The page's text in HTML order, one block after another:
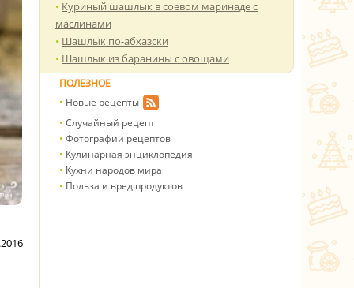
Куриный шашлык в соевом маринаде с
маслинами
Шашлык по-абхазски
Шашлык из баранины с овощами
ПОЛЕЗНОЕ
Новые рецепты
Случайный рецепт
Фотографии рецептов
Кулинарная энциклопедия
Кухни народов мира
Польза и вред продуктов